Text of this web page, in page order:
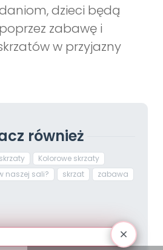
dzieci będą
zabawę i
w przyjazny
również
Kolorowe skrzaty
naszej sali?
skrzat zabawa